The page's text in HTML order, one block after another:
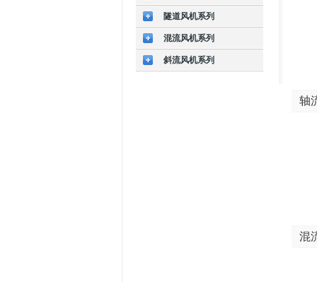
隧道风机系列
混流风机系列
斜流风机系列
轴
混